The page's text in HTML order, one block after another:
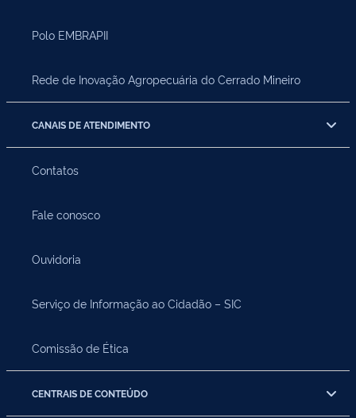
Polo EMBRAPII
Rede de Inovação Agropecuária do Cerrado Mineiro
CANAIS DE ATENDIMENTO
Contatos
Fale conosco
Ouvidoria
Serviço de Informação ao Cidadão – SIC
Comissão de Ética
CENTRAIS DE CONTEÚDO